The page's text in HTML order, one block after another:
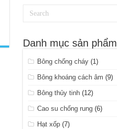
Danh mục sản phẩm
Bông chống cháy (1)
Bông khoáng cách âm (9)
Bông thủy tinh (12)
Cao su chống rung (6)
Hạt xốp (7)